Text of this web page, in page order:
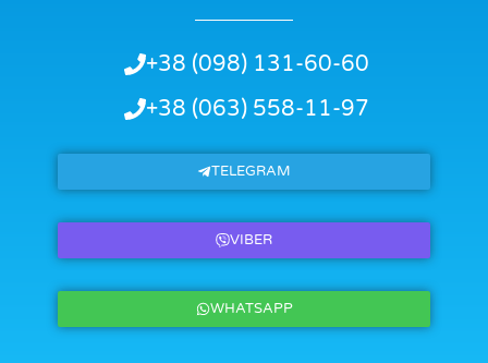
+38 (098) 131-60-60
+38 (063) 558-11-97
TELEGRAM
VIBER
WHATSAPP